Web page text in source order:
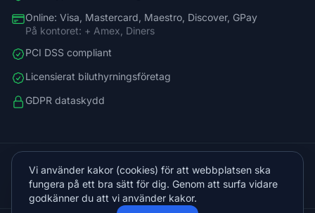
Online: Visa, Mastercard, Maestro, Discover, GPay
På kontoret: + Amex, Diners
PCI DSS compliant
Licensierat biluthyrningsföretag
GDPR dataskydd
info@vista.hr
Planinarski put 9, Veliko Brdo, Makarska
Vi använder kakor (cookies) för att webbplatsen ska
fungera på ett bra sätt för dig. Genom att surfa vidare
godkänner du att vi använder kakor.